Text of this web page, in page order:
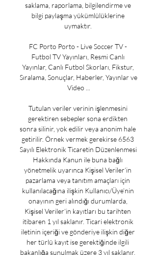
saklama, raporlama, bilgilendirme ve
bilgi paylaşma yükümlülüklerine
uymaktır.
FC Porto Porto - Live Soccer TV -
Futbol TV Yayınları, Resmi Canlı
Yayınlar, Canlı Futbol Skorları, Fikstur,
Sıralama, Sonuçlar, Haberler, Yayınlar ve
Video ...
Tutulan veriler verinin işlenmesini
gerektiren sebepler sona erdikten
sonra silinir, yok edilir veya anonim hale
getirilir. Örnek vermek gerekirse 6563
Sayılı Elektronik Ticaretin Düzenlenmesi
Hakkında Kanun ile buna bağlı
yönetmelik uyarınca Kişisel Veriler’in
pazarlama veya tanıtım amaçları için
kullanılacağına ilişkin Kullanıcı/Üye’nin
onayının geri alındığı durumlarda,
Kişisel Veriler’in kayıtları bu tarihten
itibaren 1 yıl saklanır. Ticari elektronik
iletinin içeriği ve gönderiye ilişkin diğer
her türlü kayıt ise gerektiğinde ilgili
bakanlığa sunulmak üzere 3 yıl saklanır.